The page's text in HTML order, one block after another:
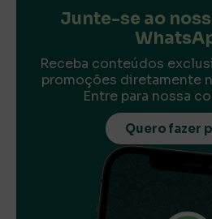
Junte-se ao
Receba conteúdos
promoções diretamente
Entre para nossa
Quero fazer